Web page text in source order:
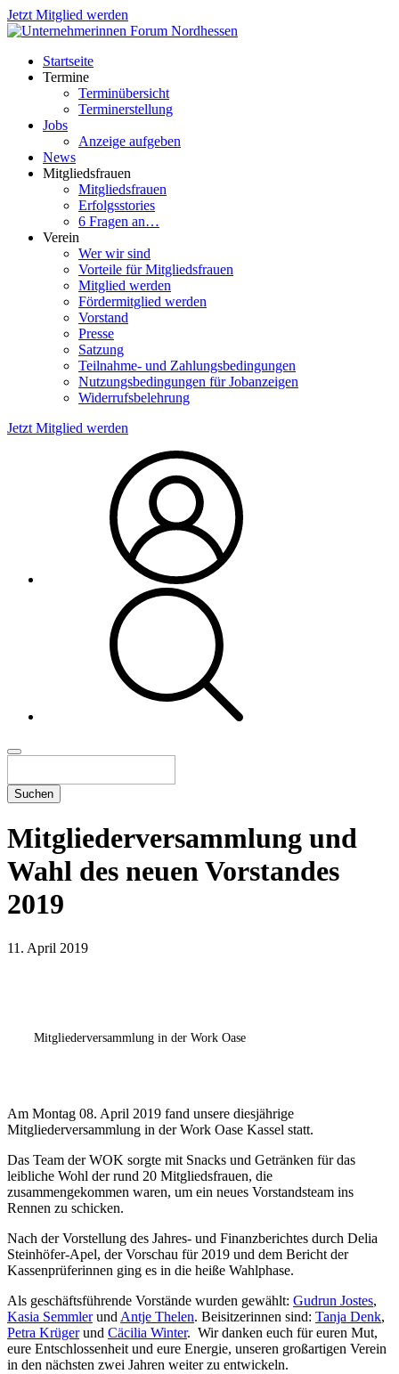
Jetzt Mitglied werden
Startseite
Termine
Terminübersicht
Terminerstellung
Jobs
Anzeige aufgeben
News
Mitgliedsfrauen
Mitgliedsfrauen
Erfolgsstories
6 Fragen an…
Verein
Wer wir sind
Vorteile für Mitgliedsfrauen
Mitglied werden
Fördermitglied werden
Vorstand
Presse
Satzung
Teilnahme- und Zahlungsbedingungen
Nutzungsbedingungen für Jobanzeigen
Widerrufsbelehrung
Jetzt Mitglied werden
Suchen
Mitgliederversammlung und
Wahl des neuen Vorstandes
2019
11. April 2019
Mitgliederversammlung in der Work Oase
Am Montag 08. April 2019 fand unsere diesjährige
Mitgliederversammlung in der Work Oase Kassel statt.
Das Team der WOK sorgte mit Snacks und Getränken für das
leibliche Wohl der rund 20 Mitgliedsfrauen, die
zusammengekommen waren, um ein neues Vorstandsteam ins
Rennen zu schicken.
Nach der Vorstellung des Jahres- und Finanzberichtes durch Delia
Steinhöfer-Apel, der Vorschau für 2019 und dem Bericht der
Kassenprüferinnen ging es in die heiße Wahlphase.
Als geschäftsführende Vorstände wurden gewählt: Gudrun Jostes,
Kasia SemmlerundAntje Thelen. Beisitzerinnen sind: Tanja Denk,
Petra Krügerund Cäcilia Winter. Wir danken euch für euren Mut,
eure Entschlossenheit und eure Energie, unseren großartigen Verein
in den nächsten zwei Jahren weiter zu entwickeln.